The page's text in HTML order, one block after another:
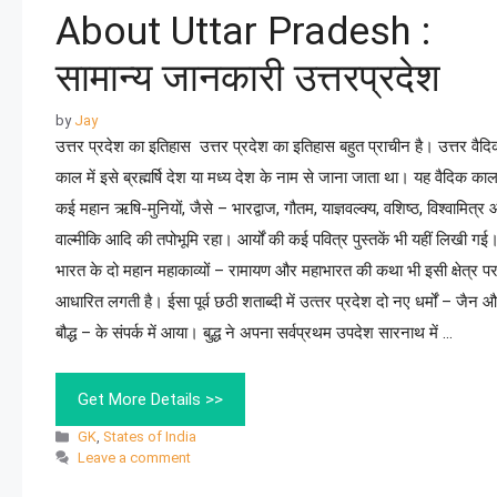
About Uttar Pradesh :
सामान्य जानकारी उत्तरप्रदेश
by Jay
उत्तर प्रदेश का इतिहास उत्तर प्रदेश का इतिहास बहुत प्राचीन है। उत्तर
काल में इसे ब्रह्मर्षि देश या मध्‍य देश के नाम से जाना जाता था। यह वैदिक
कई महान ऋषि-मुनियों, जैसे – भारद्वाज, गौतम, याज्ञवल्‍क्‍य, वशिष्‍ठ, विश्‍वामित्र
वाल्‍मीकि आदि की तपोभूमि रहा। आर्यों की कई पवित्र पुस्‍तकें भी यहीं लिखी गई।
भारत के दो महान महाकाव्यों – रामायण और महाभारत की कथा भी इसी क्षेत्र पर
आधारित लगती है। ईसा पूर्व छठी शताब्‍दी में उत्‍तर प्रदेश दो नए धर्मों – जैन
बौद्ध – के संपर्क में आया। बुद्ध ने अपना सर्वप्रथम उपदेश सारनाथ में …
Get More Details >>
GK, States of India
Leave a comment